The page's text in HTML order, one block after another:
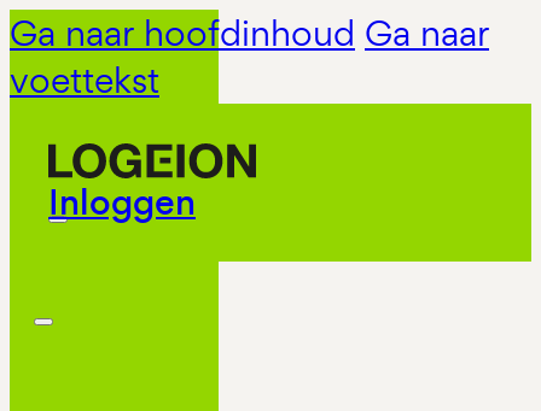
Ga naar hoofdinhoud Ga naar
voettekst
Inloggen